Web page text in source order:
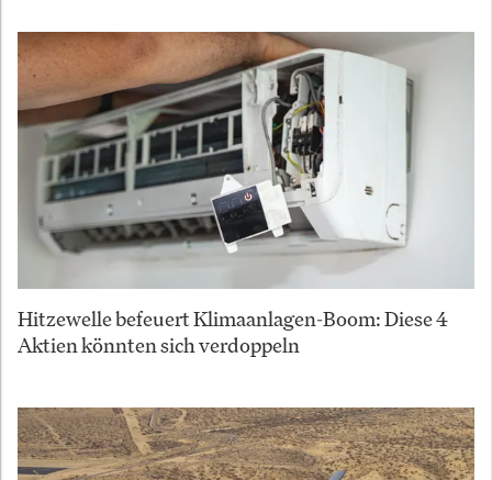
Hitzewelle befeuert Klimaanlagen-Boom: Diese 4
Aktien könnten sich verdoppeln